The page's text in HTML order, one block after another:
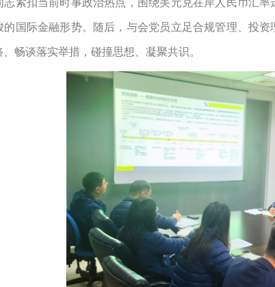
的国际金融形势。随后，与会党员立足合规管理、投
畅谈落实举措，碰撞思想、凝聚共识。